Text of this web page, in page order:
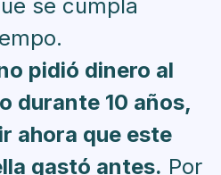
se cumpla
pidió dinero al
durante 10 años,
ahora que este
gastó antes. Por